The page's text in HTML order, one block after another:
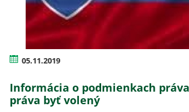
05.11.2019
Informácia o podmienkach
práva byť volený